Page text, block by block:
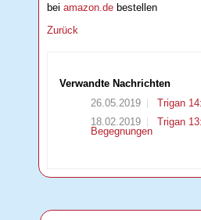
beiamazon.de bestellen
Zurück
Verwandte Nachrichten
26.05.2019
Trigan
18.02.2019
Trigan
Begegnungen